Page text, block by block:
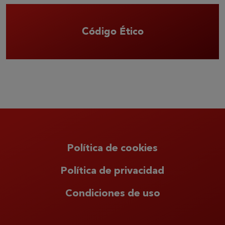
Código Ético
Política de cookies
Política de privacidad
Condiciones de uso